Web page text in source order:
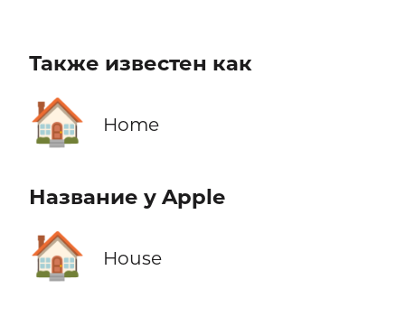
Также известен как
🏠 Home
Название у Apple
🏠 House